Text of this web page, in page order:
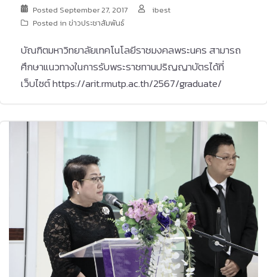
Posted September 27, 2017
ibest
Posted in ข่าวประชาสัมพันธ์
บัณฑิตมหาวิทยาลัยเทคโนโลยีราชมงคลพระนคร สามารถ
ศึกษาแนวทางในการรับพระราชทานปริญญาบัตรได้ที่
เว็บไซต์ https://arit.rmutp.ac.th/2567/graduate/